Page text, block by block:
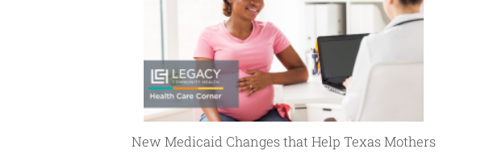
New Medicaid Changes that Help Texas Mothers